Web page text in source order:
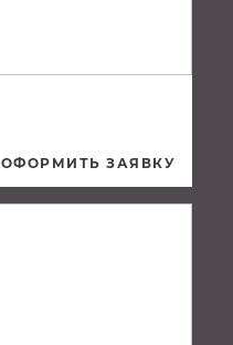
ОФОРМИТЬ ЗАЯВКУ